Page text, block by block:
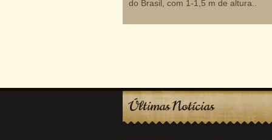
do Brasil, com 1-1,5 m de altura..
Últimas Notícias